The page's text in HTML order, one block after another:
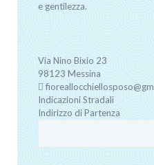
e gentilezza.
Via Nino Bixio 23
98123 Messina
Indicazioni Stradali
Indirizzo di Partenza